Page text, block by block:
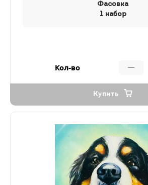
Фасовка
1 набор
Кол-во
Купить